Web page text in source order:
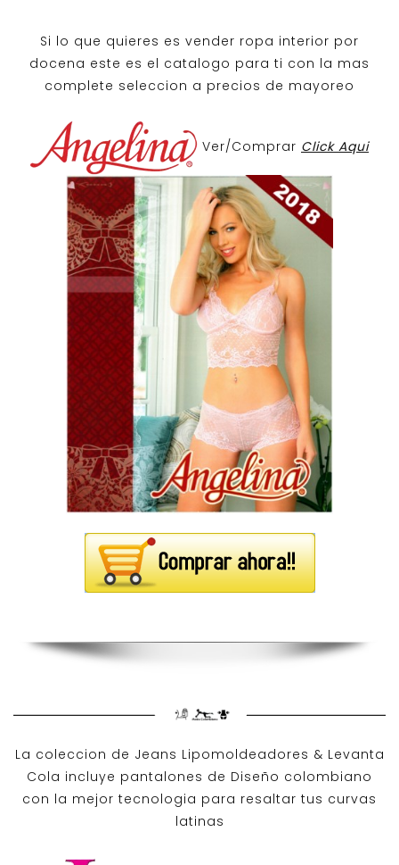
Si lo que quieres es vender ropa interior por
docena este es el catalogo para ti con la mas
complete seleccion a precios de mayoreo
Ver/Comprar Click Aqui
La coleccion de Jeans Lipomoldeadores & Levanta
Cola incluye pantalones de Diseño colombiano
con la mejor tecnologia para resaltar tus curvas
latinas